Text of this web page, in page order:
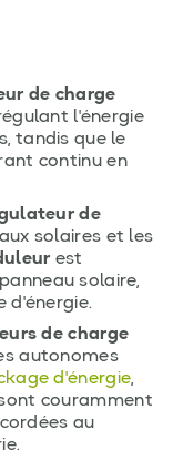
de charge
l'énergie
tandis que le
continu en
de
solaires et les
est
solaire,
d'énergie.
de charge
autonomes
d'énergie,
couramment
au